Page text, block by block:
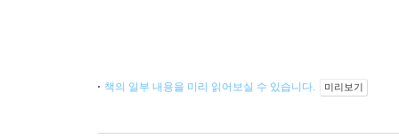
책의 일부 내용을 미리 읽어보실 수 있습니다. 미리보기